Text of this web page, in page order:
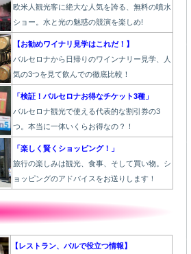
欧米人観光客に絶大な人気を誇る、無料の噴水
ショー。水と光の魅惑の競演を楽しめ!
【お勧めワイナリ見学はこれだ！】
バルセロナから日帰りのワインナリー見学、人
気の3つを見て飲んでの徹底比較！
「検証！バルセロナお得なチケット3種」
バルセロナ観光で使える代表的な割引券の3
つ。本当に一体いくらお得なの？！
「楽しく賢くショッピング！」
旅行の楽しみは観光、食事、そして買い物。シ
ョッピングのアドバイスをお送りします！
【レストラン、バルで役立つ情報】